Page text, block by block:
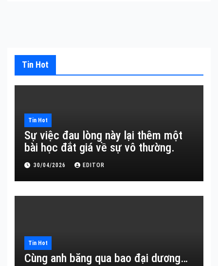
Tin Hot
Tin Hot
Sự việc đau lòng này lại thêm một
bài học đắt giá về sự vô thường.
30/04/2026 EDITOR
Tin Hot
Cùng anh băng qua bao đại dương…